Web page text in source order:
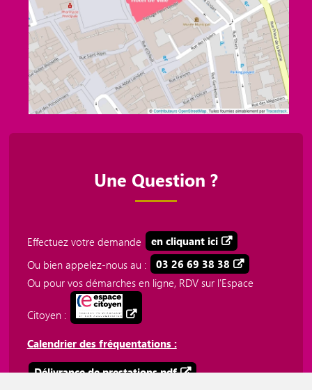
Une Question ?
Effectuez votre demande
en cliquant ici
Ou bien appelez-nous au :
03 26 69 38 38
Ou pour vos démarches en ligne, RDV sur l'Espace
Citoyen :
Calendrier des fréquentations :
Délivrance de prestations.pdf